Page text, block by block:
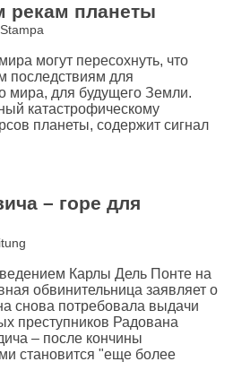
рекам планеты
могут пересохнуть, что
последствиям для
мира, для будущего Земли.
катастрофическому
планеты, содержит сигнал
– горе для
Карлы Дель Понте на
обвинительница заявляет о
снова потребовала выдачи
преступников Радована
– после кончины
становится "еще более